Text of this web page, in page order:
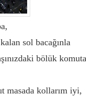
sol bacağınla
bölük
masada kollarım iyi,